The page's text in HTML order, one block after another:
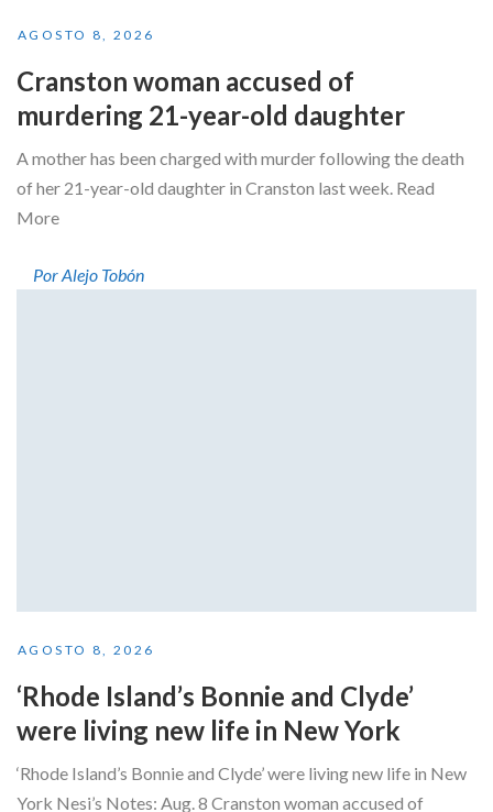
AGOSTO 8, 2026
Cranston woman accused of
murdering 21-year-old daughter
A mother has been charged with murder following the death
of her 21-year-old daughter in Cranston last week. Read
More
Por Alejo Tobón
AGOSTO 8, 2026
‘Rhode Island’s Bonnie and Clyde’
were living new life in New York
‘Rhode Island’s Bonnie and Clyde’ were living new life in New
York Nesi’s Notes: Aug. 8 Cranston woman accused of